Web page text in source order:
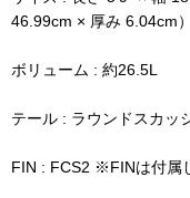
46.99cm × 厚み 6.04cm）
ボリューム : 約26.5L
テール : ラウンドスカッ
FIN : FCS2 ※FINは付属